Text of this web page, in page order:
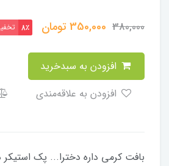
380,000
350,000تومان 8٪
بافت کرمی داره دخترا... پک